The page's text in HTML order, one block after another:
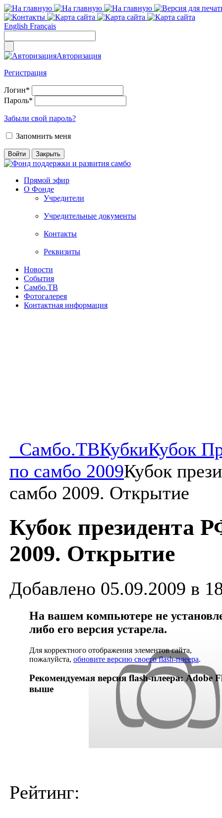
English Français
Авторизация
Регистрация
Логин*
Пароль*
Забыли свой пароль?
Запомнить меня
Прямой эфир
О Фонде
Учредители
Учредительные документы
Контакты
Реквизиты
Новости
События
Самбо.ТВ
Фотогалерея
Контактная информация
Самбо.ТВКубкиКубок
по самбо 2009Кубок
самбо 2009. Открытие
Кубок президента
2009. Открытие
Добавлено 05.09.2009 в
На вашем компьютере не
либо его версия устарела.
Для корректного отображения элементов сайта,
пожалуйста, обновите версию своего flash-плеера.
Рекомендуемая версия flash-плеера: Adobe
выше
Рейтинг: